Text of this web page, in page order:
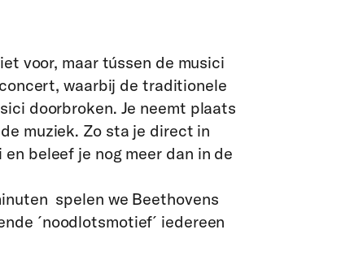
voor, maar tússen de musici
waarbij de traditionele
doorbroken. Je neemt plaats
muziek. Zo sta je direct in
beleef je nog meer dan in de
spelen we Beethovens
´noodlotsmotief´ iedereen